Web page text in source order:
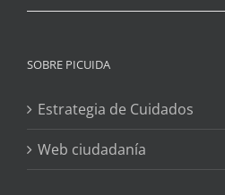
SOBRE PICUIDA
Estrategia de Cuidados
Web ciudadanía